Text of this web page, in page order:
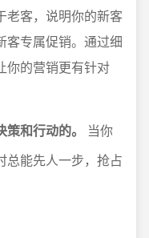
老客，说明你的新客
客专属促销。通过细
你的营销更有针对
和行动的。
当你
总能先人一步，抢占